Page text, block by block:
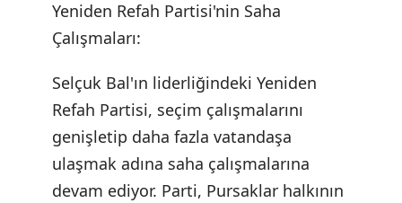
Yeniden Refah Partisi'nin Saha
Çalışmaları:
Selçuk Bal'ın liderliğindeki Yeniden
Refah Partisi, seçim çalışmalarını
genişletip daha fazla vatandaşa
ulaşmak adına saha çalışmalarına
devam ediyor. Parti, Pursaklar halkının